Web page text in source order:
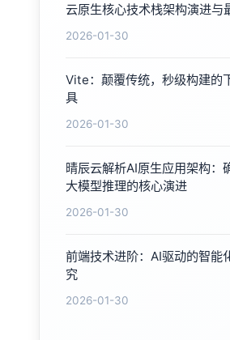
云原生核心技术栈架构演进与
2026-01-30
Vite：颠覆传统，秒级构建的
具
2026-01-30
晴辰云解析AI原生应用架构：
大模型推理的核心演进
2026-01-30
前端技术进阶：AI驱动的智能
究
2026-01-30